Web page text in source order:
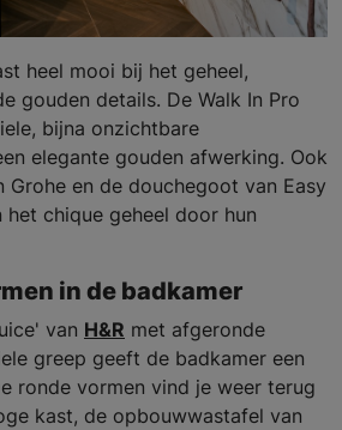
heel mooi bij het geheel,
gouden details. De Walk In Pro
bijna onzichtbare
elegante gouden afwerking. Ook
Grohe en de douchegoot van Easy
het chique geheel door hun
in de badkamer
van H&R met afgeronde
greep geeft de badkamer een
ronde vormen vind je weer terug
kast, de opbouwwastafel van